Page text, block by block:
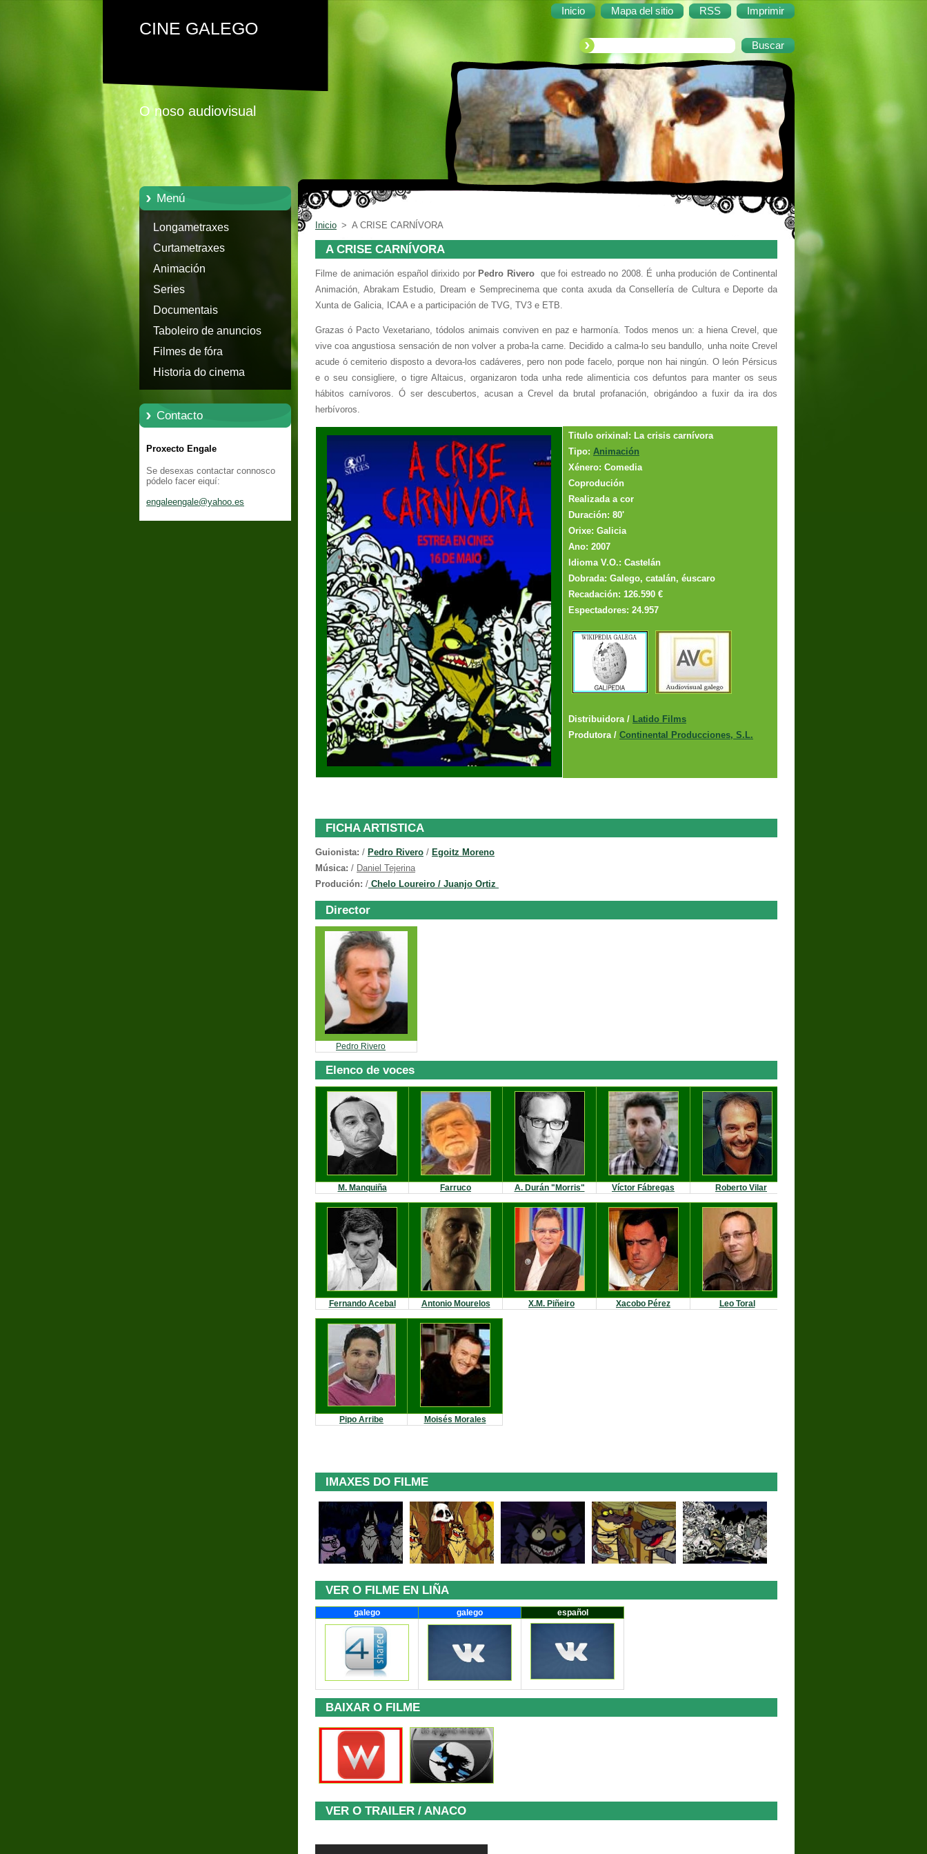
Inicio Mapa del sitio RSS Imprimir
CINE GALEGO
O noso audiovisual
Menú
Longametraxes
Curtametraxes
Animación
Series
Documentais
Taboleiro de anuncios
Filmes de fóra
Historia do cinema
Contacto
Proxecto Engale
Se desexas contactar connosco
pódelo facer eiquí:
engaleengale@yahoo.es
Inicio > A CRISE CARNÍVORA
A CRISE CARNÍVORA
Filme de animación español dirixido porPedro Riveroque foi estreado no 2008. É unha produción de Continental
Animación, Abrakam Estudio, Dream e Semprecinema que conta axuda da Consellería de Cultura e Deporte da
Xunta de Galicia, ICAA e a participación de TVG, TV3 e ETB.
Grazas ó Pacto Vexetariano, tódolos animais conviven en paz e harmonía. Todos menos un: a hiena Crevel, que
vive coa angustiosa sensación de non volver a proba-la carne. Decidido a calma-lo seu bandullo, unha noite Crevel
acude ó cemiterio disposto a devora-los cadáveres, pero non pode facelo, porque non hai ningún. O león Pérsicus
e o seu consigliere, o tigre Altaicus, organizaron toda unha rede alimenticia cos defuntos para manter os seus
hábitos carnívoros. Ó ser descubertos, acusan a Crevel da brutal profanación, obrigándoo a fuxir da ira dos
herbívoros.
Titulo orixinal: La crisis carnívora
Tipo: Animación
Xénero: Comedia
Coprodución
Realizada a cor
Duración: 80'
Orixe: Galicia
Ano: 2007
Idioma V.O.: Castelán
Dobrada: Galego, catalán, éuscaro
Recadación: 126.590 €
Espectadores: 24.957
Distribuidora/ Latido Films
Produtora/ Continental Producciones, S.L.
FICHA ARTISTICA
Guionista: / Pedro Rivero / Egoitz Moreno
Música: / Daniel Tejerina
Produción: / Chelo Loureiro / Juanjo Ortiz
Director
Pedro Rivero
Elenco de voces
M. Manquiña Farruco A. Durán "Morris" Víctor Fábregas Roberto Vilar
Fernando Acebal Antonio Mourelos X.M. Piñeiro Xacobo Pérez Leo Toral
Pipo Arribe Moisés Morales
IMAXES DO FILME
VER O FILME EN LIÑA
galego galego español
BAIXAR O FILME
VER O TRAILER / ANACO